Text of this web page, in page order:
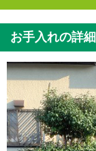
お手入れの詳細